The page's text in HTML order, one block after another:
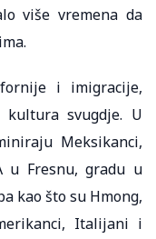
više vremena da
i imigracije,
svugdje. U
Meksikanci,
u Fresnu, gradu u
kao što su Hmong,
Italijani i